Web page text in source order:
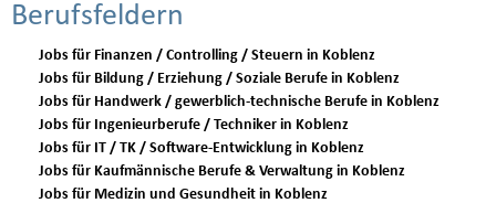
Berufsfeldern
Jobs für Finanzen / Controlling / Steuern in Koblenz
Jobs für Bildung / Erziehung / Soziale Berufe in Koblenz
Jobs für Handwerk / gewerblich-technische Berufe in Koblenz
Jobs für Ingenieurberufe / Techniker in Koblenz
Jobs für IT / TK / Software-Entwicklung in Koblenz
Jobs für Kaufmännische Berufe & Verwaltung in Koblenz
Jobs für Medizin und Gesundheit in Koblenz